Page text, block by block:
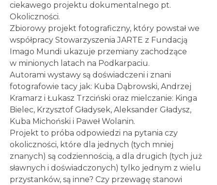
ciekawego projektu dokumentalnego pt.
Okoliczności.
Zbiorowy projekt fotograficzny, który powstał we
współpracy Stowarzyszenia JARTE z Fundacją
Imago Mundi ukazuje przemiany zachodzące
w minionych latach na Podkarpaciu.
Autorami wystawy są doświadczeni i znani
fotografowie tacy jak: Kuba Dąbrowski, Andrzej
Kramarz i Łukasz Trzciński oraz mielczanie: Kinga
Bielec, Krzysztof Gładysek, Aleksander Gładysz,
Kuba Michoński i Paweł Wolanin.
Projekt to próba odpowiedzi na pytania czy
okoliczności, które dla jednych (tych mniej
znanych) są codziennością, a dla drugich (tych już
sławnych i doświadczonych) tylko jednym z wielu
przystanków, są inne? Czy przewagę stanowi